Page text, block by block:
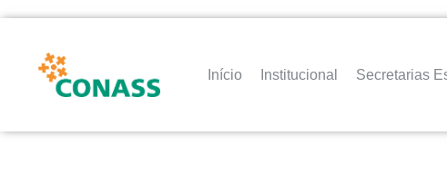
Início Institucional Secretarias